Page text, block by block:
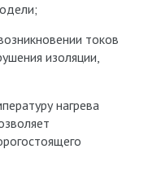
токов
изоляции,
нагрева